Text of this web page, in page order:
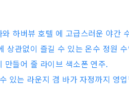
하버뷰 호텔 에 고급스러운 야간
상관없이 즐길 수 있는 온수 정원
만들어 줄 라이브 색소폰 연주.
있는 라운지 겸 바가 자정까지 영